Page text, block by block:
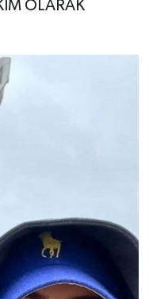
OLARAK